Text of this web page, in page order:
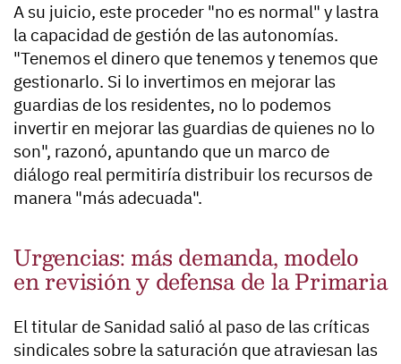
A su juicio, este proceder "no es normal" y lastra
la capacidad de gestión de las autonomías.
"Tenemos el dinero que tenemos y tenemos que
gestionarlo. Si lo invertimos en mejorar las
guardias de los residentes, no lo podemos
invertir en mejorar las guardias de quienes no lo
son", razonó, apuntando que un marco de
diálogo real permitiría distribuir los recursos de
manera "más adecuada".
Urgencias: más demanda, modelo
en revisión y defensa de la Primaria
El titular de Sanidad salió al paso de las críticas
sindicales sobre la saturación que atraviesan las